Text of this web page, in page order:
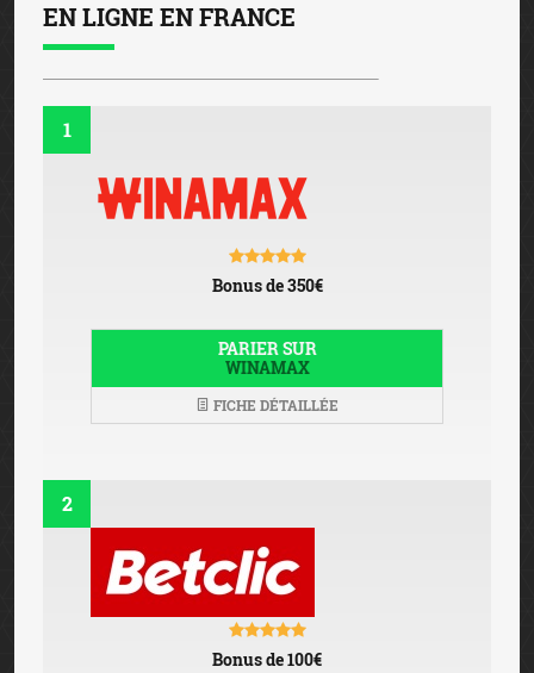
EN LIGNE EN FRANCE
1
Bonus de 350€
PARIER SUR
WINAMAX
FICHE DÉTAILLÉE
2
Bonus de 100€